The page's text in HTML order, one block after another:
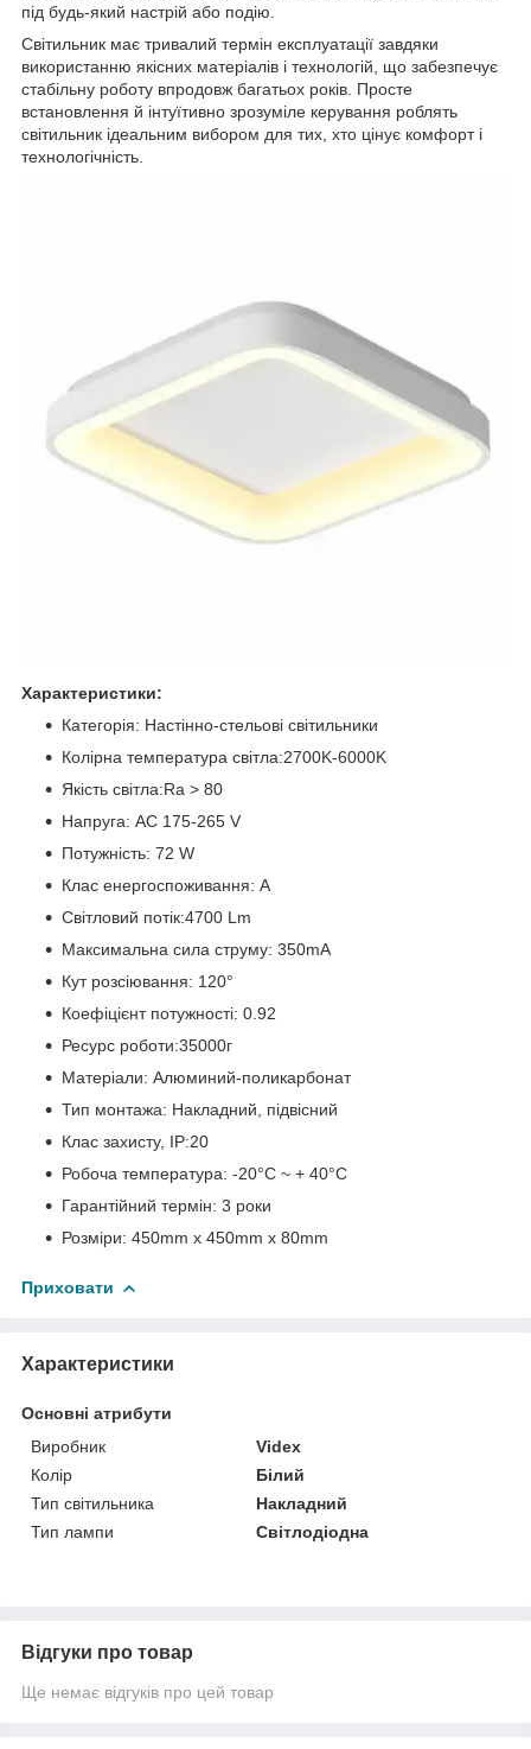
під будь-який настрій або подію.
Світильник має тривалий термін експлуатації завдяки
використанню якісних матеріалів і технологій, що забезпечує
стабільну роботу впродовж багатьох років. Просте
встановлення й інтуїтивно зрозуміле керування роблять
світильник ідеальним вибором для тих, хто цінує комфорт і
технологічність.
Характеристики:
Категорія: Настінно-стельові світильники
Колірна температура світла:2700K-6000K
Якість світла:Ra > 80
Напруга: AC 175-265 V
Потужність: 72 W
Клас енергоспоживання: А
Світловий потік:4700 Lm
Максимальна сила струму: 350mA
Кут розсіювання: 120°
Коефіцієнт потужності: 0.92
Ресурс роботи:35000г
Матеріали: Алюминий-поликарбонат
Тип монтажа: Накладний, підвісний
Клас захисту, IP:20
Робоча температура: -20°C ~ + 40°С
Гарантійний термін: 3 роки
Розміри: 450mm x 450mm x 80mm
Приховати
Характеристики
Основні атрибути
Виробник
Videx
Колір
Білий
Тип світильника
Накладний
Тип лампи
Світлодіодна
Відгуки про товар
Ще немає відгуків про цей товар